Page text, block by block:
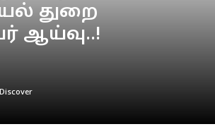
துறை